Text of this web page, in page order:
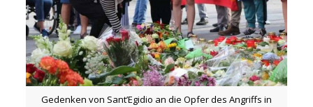
Gedenken von Sant’Egidio an die Opfer des Angriffs in